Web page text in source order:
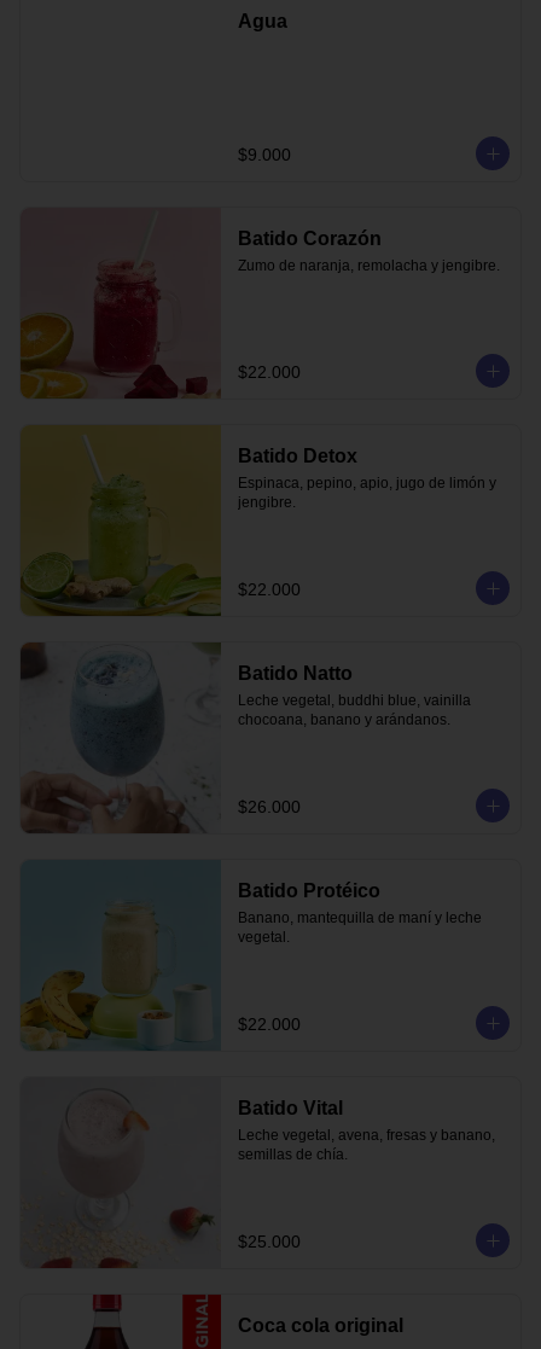
Agua
$9.000
Batido Corazón
Zumo de naranja, remolacha y jengibre.
$22.000
Batido Detox
Espinaca, pepino, apio, jugo de limón y
jengibre.
$22.000
Batido Natto
Leche vegetal, buddhi blue, vainilla
chocoana, banano y arándanos.
$26.000
Batido Protéico
Banano, mantequilla de maní y leche
vegetal.
$22.000
Batido Vital
Leche vegetal, avena, fresas y banano,
semillas de chía.
$25.000
Coca cola original